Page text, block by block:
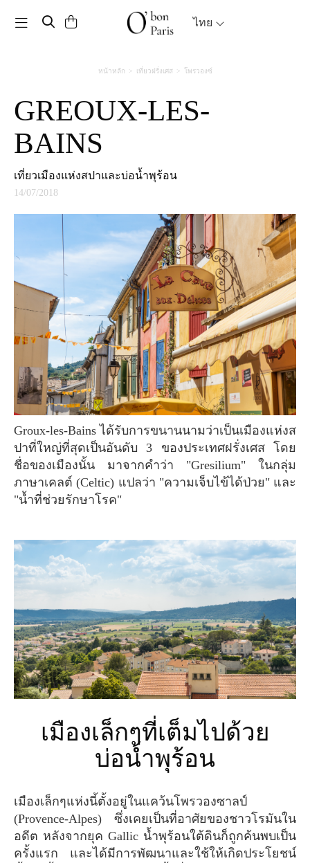
Toggle navigation ไทย
หน้าหลัก เที่ยวฝรั่งเศส โพรวองซ์
GREOUX-LES-
BAINS
เที่ยวเมืองแห่งสปาและบ่อน้ำพุร้อน
14/07/2018
Groux-les-Bains ได้รับการขนานนามว่าเป็นเมืองแห่งส
ปาที่ใหญ่ที่สุดเป็นอันดับ 3 ของประเทศฝรั่งเศส โดย
ชื่อของเมืองนั้น มาจากคำว่า "Gresilium" ในกลุ่ม
ภาษาเคลต์ (Celtic) แปลว่า "ความเจ็บไข้ได้ป่วย" และ
"น้ำที่ช่วยรักษาโรค"
เมืองเล็กๆที่เต็มไปด้วย
บ่อน้ำพุร้อน
เมืองเล็กๆแห่งนี้ตั้งอยู่ในแคว้นโพรวองซาลป์
(Provence-Alpes) ซึ่งเคยเป็นที่อาศัยของชาวโรมันใน
อดีต หลังจากยุค Gallic น้ำพุร้อนใต้ดินก็ถูกค้นพบเป็น
ครั้งแรก และได้มีการพัฒนาและใช้ให้เกิดประโยชน์